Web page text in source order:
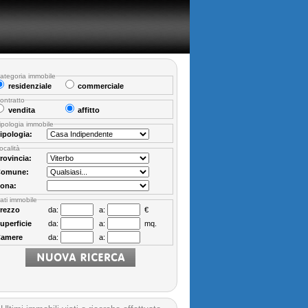
immobile
residenziale commerciale
vendita affitto
immobile
immobile
da: a:
€
da: a:
mq.
da: a: